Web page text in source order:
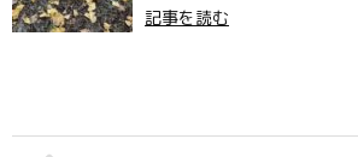
記事を読む